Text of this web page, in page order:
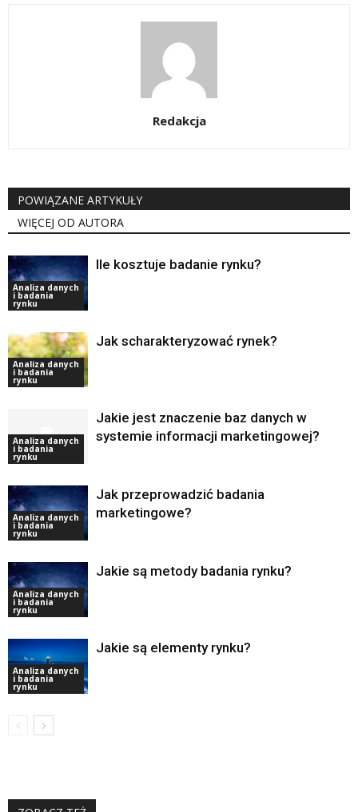
Redakcja
POWIĄZANE ARTYKUŁY
WIĘCEJ OD AUTORA
Analiza danych
i badania
rynku
Ile kosztuje badanie rynku?
Analiza danych
i badania
rynku
Jak scharakteryzować rynek?
Analiza danych
i badania
rynku
Jakie jest znaczenie baz danych w
systemie informacji marketingowej?
Analiza danych
i badania
rynku
Jak przeprowadzić badania
marketingowe?
Analiza danych
i badania
rynku
Jakie są metody badania rynku?
Analiza danych
i badania
rynku
Jakie są elementy rynku?